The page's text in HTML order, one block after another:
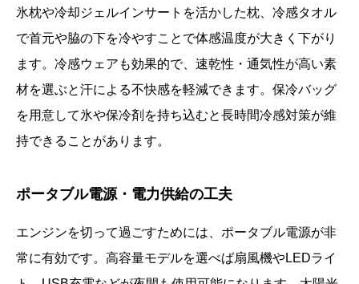
氷枕や冷却ジェルインサートを活かした枕、冷感タオル
で首元や脇の下を冷やすことで体感温度が大きく下がり
ます。冷感ウェアも効果的で、速乾性・通気性が高い素
材を選ぶと汗による不快感を軽減できます。保冷バッグ
を用意して氷や保冷剤を持ち込むと長時間冷感対策が維
持できることがあります。
ポータブル電源・電力供給の工夫
エンジンを切って過ごすためには、ポータブル電源が非
常に有効です。高容量モデルを選べば扇風機やLEDライ